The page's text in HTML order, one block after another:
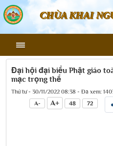
CHÙA KHAI
Đại hội đại biểu Phật giáo
mạc trọng thể
Thứ tư - 30/11/2022 08:38 - Đã xem:
A-
A+ 48 72